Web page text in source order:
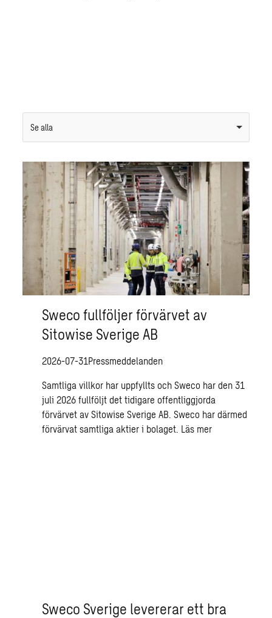
Se alla
Sweco fullföljer förvärvet av
Sitowise Sverige AB
2026-07-31Pressmeddelanden
Samtliga villkor har uppfyllts och Sweco har den 31
juli 2026 fullföljt det tidigare offentliggjorda
förvärvet av Sitowise Sverige AB. Sweco har därmed
förvärvat samtliga aktier i bolaget. Läs mer
Sweco Sverige levererar ett bra